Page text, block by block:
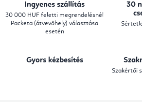
y
Ingyenes szállítás
30 000 HUF feletti megrendelésnél
Packeta (átvevőhely) választása
esetén
30
Gyors kézbesítés
Szakértői